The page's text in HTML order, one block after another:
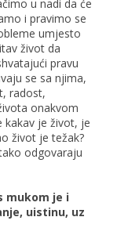
u nadi da će
i pravimo se
umjesto
život da
pravu
se sa njima,
radost,
onakvom
kakav je život, je
život je težak?
odgovaraju
mukom je i
uistinu, uz